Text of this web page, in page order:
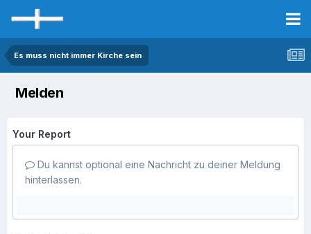
Es muss nicht immer Kirche sein
Melden
Your Report
Du kannst optional eine Nachricht zu deiner Meldung
hinterlassen.